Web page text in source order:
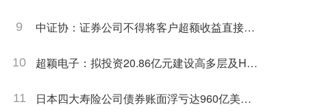
9
中证协：证券公司不得将客户超额收益直接作
10
超颖电子：拟投资20.86亿元建设高多层及HDI
11
日本四大寿险公司债券账面浮亏达960亿美元